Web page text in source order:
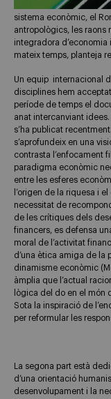
sistema econòmic, el
antropològics, les raons
integradora d’economia
mateix temps, planteja
Un equip internacional
disciplines hem
període de temps el
anat intercanviant
s’ha publicat
s’aprofundeix en una
contrasta l’enfocament
paradigma econòmic
entre les esferes
l’origen de la riquesa i
necessitat de
de les crítiques dels
financers, es defensa
moral de l’activitat
d’una ètica amiga de la
dinamisme econòmic
àmplia que l’actual
lògica del do en el món
Sota la inspiració de
per reformular les
La segona part està
d’una orientació
desenvolupament i la